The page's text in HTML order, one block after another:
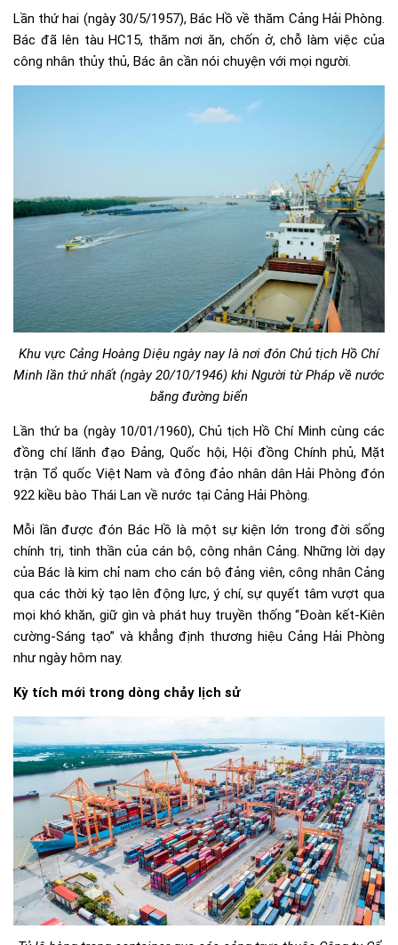
Lần thứ hai (ngày 30/5/1957), Bác Hồ về thăm Cảng Hải Phòng.
Bác đã lên tàu HC15, thăm nơi ăn, chốn ở, chỗ làm việc của
công nhân thủy thủ, Bác ân cần nói chuyện với mọi người.
Khu vực Cảng Hoàng Diệu ngày nay là nơi đón Chủ tịch Hồ Chí
Minh lần thứ nhất (ngày 20/10/1946) khi Người từ Pháp về nước
bằng đường biển
Lần thứ ba (ngày 10/01/1960), Chủ tịch Hồ Chí Minh cùng các
đồng chí lãnh đạo Đảng, Quốc hội, Hội đồng Chính phủ, Mặt
trận Tổ quốc Việt Nam và đông đảo nhân dân Hải Phòng đón
922 kiều bào Thái Lan về nước tại Cảng Hải Phòng.
Mỗi lần được đón Bác Hồ là một sự kiện lớn trong đời sống
chính trị, tinh thần của cán bộ, công nhân Cảng. Những lời dạy
của Bác là kim chỉ nam cho cán bộ đảng viên, công nhân Cảng
qua các thời kỳ tạo lên động lực, ý chí, sự quyết tâm vượt qua
mọi khó khăn, giữ gìn và phát huy truyền thống “Đoàn kết-Kiên
cường-Sáng tạo” và khẳng định thương hiệu Cảng Hải Phòng
như ngày hôm nay.
Kỳ tích mới trong dòng chảy lịch sử